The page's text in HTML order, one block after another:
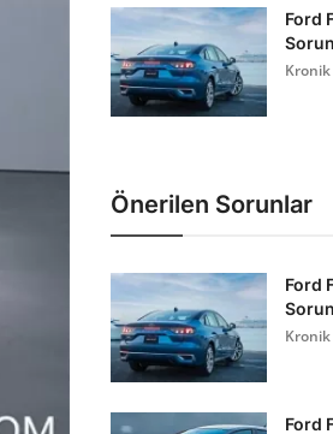
Ford
Kronik
Önerilen Sorunlar
Ford
Kronik
Ford